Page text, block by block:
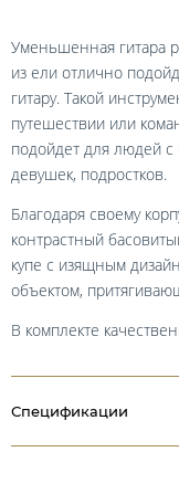
Уменьшенная гитара
из ели отлично
гитару. Такой
путешествии или
подойдет для людей
девушек, подростков.
Благодаря своему
контрастный
купе с изящным
объектом,
В комплекте
Спецификации